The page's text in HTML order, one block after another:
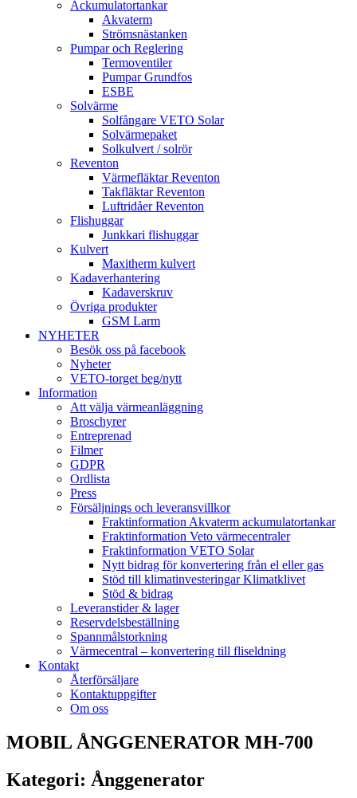
Ackumulatortankar
Akvaterm
Strömsnästanken
Pumpar och Reglering
Termoventiler
Pumpar Grundfos
ESBE
Solvärme
Solfångare VETO Solar
Solvärmepaket
Solkulvert / solrör
Reventon
Värmefläktar Reventon
Takfläktar Reventon
Luftridåer Reventon
Flishuggar
Junkkari flishuggar
Kulvert
Maxitherm kulvert
Kadaverhantering
Kadaverskruv
Övriga produkter
GSM Larm
NYHETER
Besök oss på facebook
Nyheter
VETO-torget beg/nytt
Information
Att välja värmeanläggning
Broschyrer
Entreprenad
Filmer
GDPR
Ordlista
Press
Försäljnings och leveransvillkor
Fraktinformation Akvaterm ackumulatortankar
Fraktinformation Veto värmecentraler
Fraktinformation VETO Solar
Nytt bidrag för konvertering från el eller gas
Stöd till klimatinvesteringar Klimatklivet
Stöd & bidrag
Leveranstider & lager
Reservdelsbeställning
Spannmålstorkning
Värmecentral – konvertering till fliseldning
Kontakt
Återförsäljare
Kontaktuppgifter
Om oss
MOBIL ÅNGGENERATOR MH-700
Kategori: Ånggenerator